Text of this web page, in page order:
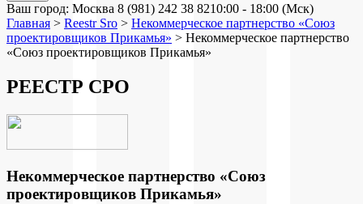
Ваш город: Москва 8 (981) 242 38 8210:00 - 18:00 (Мск)
Главная > Reestr Sro > Некоммерческое партнерство «Союз
проектировщиков Прикамья» > Некоммерческое партнерство
«Союз проектировщиков Прикамья»
РЕЕСТР СРО
Некоммерческое партнерство «Союз
проектировщиков Прикамья»